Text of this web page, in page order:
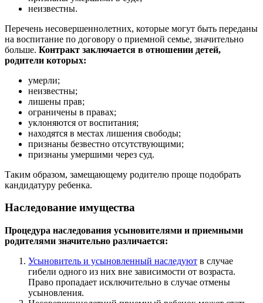
неизвестны.
Перечень несовершеннолетних, которые могут быть переданы
на воспитание по договору о приемной семье, значительно
больше. Контракт заключается в отношении детей,
родители которых:
умерли;
неизвестны;
лишены прав;
ограничены в правах;
уклоняются от воспитания;
находятся в местах лишения свободы;
признаны безвестно отсутствующими;
признаны умершими через суд.
Таким образом, замещающему родителю проще подобрать
кандидатуру ребенка.
Наследование имущества
Процедура наследования усыновителями и приемными
родителями значительно различается:
Усыновитель и усыновленный наследуют в случае
гибели одного из них вне зависимости от возраста.
Право пропадает исключительно в случае отмены
усыновления.